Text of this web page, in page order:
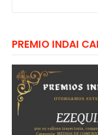
PREMIO INDAI